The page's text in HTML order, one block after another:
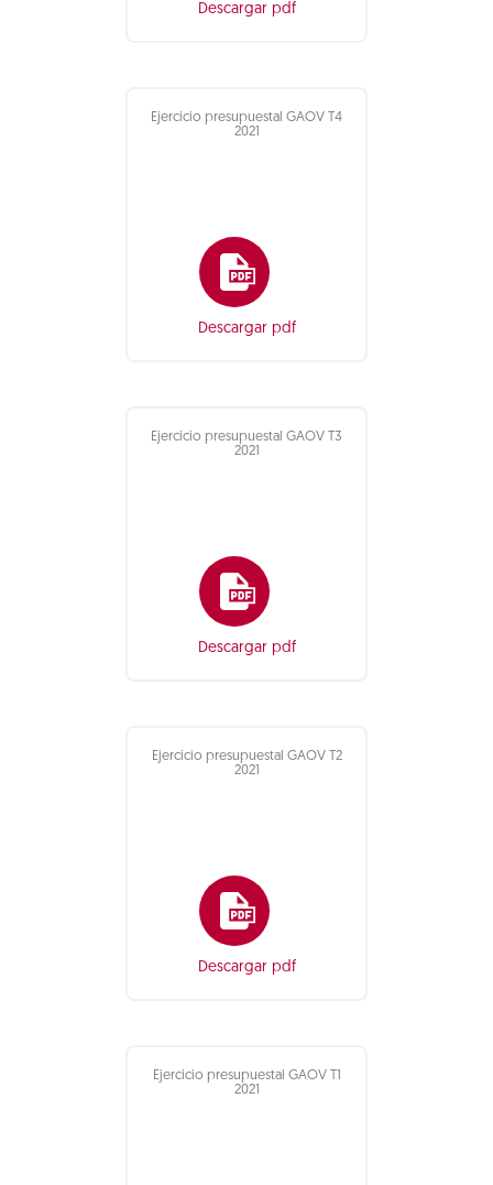
Descargar pdf
Ejercicio presupuestal GAOV T4
2021
Descargar pdf
Ejercicio presupuestal GAOV T3
2021
Descargar pdf
Ejercicio presupuestal GAOV T2
2021
Descargar pdf
Ejercicio presupuestal GAOV T1
2021